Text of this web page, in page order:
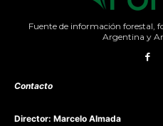
Fuente de información forestal,
Argentina y
Contacto
Director: Marcelo Almada